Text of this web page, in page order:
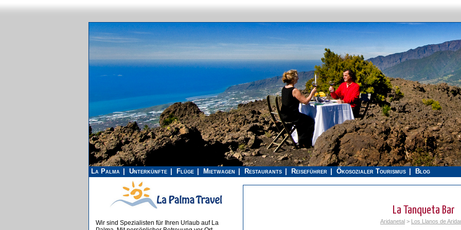
La Palma Unterkünfte Flüge Mietwagen Restaurants Reiseführer Ökosozialer Tourismus Blog
La Tanqueta Bar
Aridanetal > Los Llanos de
Wir sind Spezialisten für Ihren Urlaub auf La